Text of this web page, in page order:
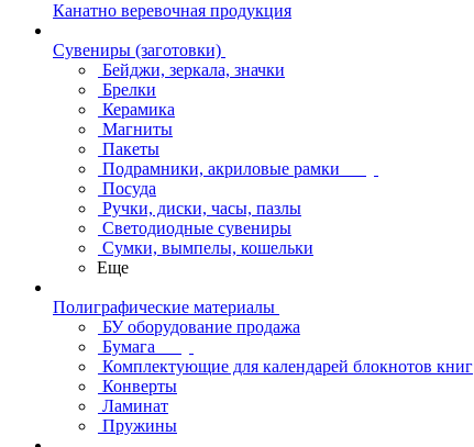
Канатно веревочная продукция
Сувениры (заготовки)
Бейджи, зеркала, значки
Брелки
Керамика
Магниты
Пакеты
Подрамники, акриловые рамки
Посуда
Ручки, диски, часы, пазлы
Светодиодные сувениры
Сумки, вымпелы, кошельки
Еще
Полиграфические материалы
БУ оборудование продажа
Бумага
Комплектующие для календарей блокнотов книг
Конверты
Ламинат
Пружины